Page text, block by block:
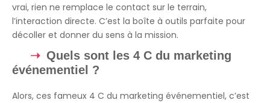
vrai, rien ne remplace le contact sur le terrain,
l’interaction directe. C’est la boîte à outils parfaite pour
décoller et donner du sens à la mission.
Quels sont les 4 C du marketing
événementiel ?
Alors, ces fameux 4 C du marketing événementiel, c’est